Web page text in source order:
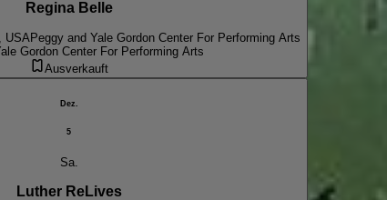
Regina Belle
USAPeggy and Yale Gordon Center For Performing Arts
Gordon Center For Performing Arts
Ausverkauft
Dez.
5
Sa.
Luther ReLives